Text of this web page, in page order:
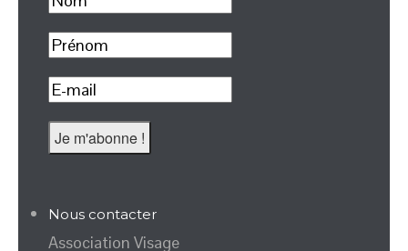
Nous contacter
Association Visage